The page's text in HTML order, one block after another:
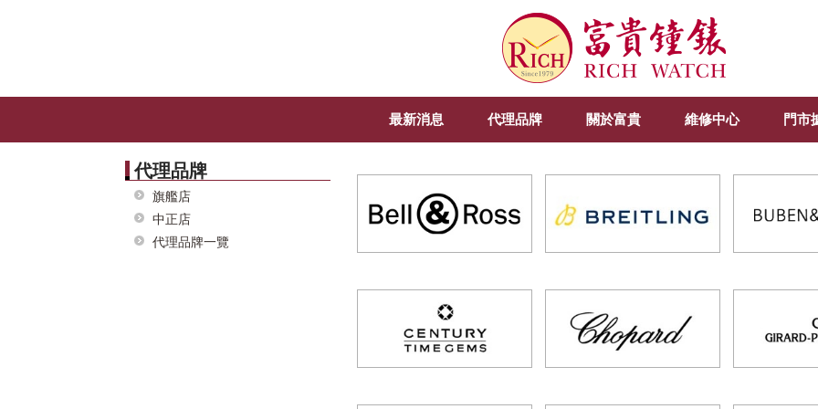
最新消息 代理品牌 關於富貴 維修中心 門市
代理品牌
旗艦店
中正店
代理品牌一覽